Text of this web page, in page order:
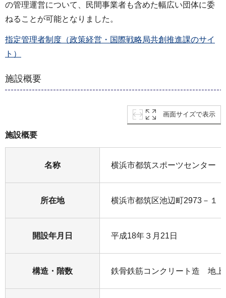
の管理運営について、民間事業者も含めた幅広い団体に委
ねることが可能となりました。
指定管理者制度（政策経営・国際戦略局共創推進課のサイ
ト）
施設概要
画面サイズで表示
施設概要
名称 横浜市都筑スポーツセンター
所在地 横浜市都筑区池辺町2973－１
開設年月日 平成18年３月21日
構造・階数 鉄骨鉄筋コンクリート造 地上